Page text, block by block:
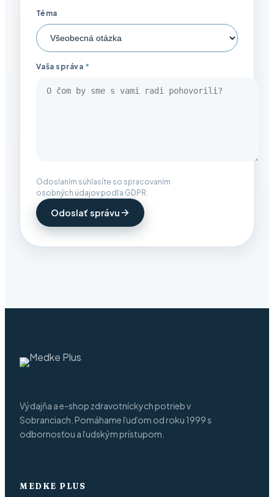
Téma
Vaša správa *
Odoslaním súhlasíte so spracovaním
osobných údajov podľa GDPR.
Odoslať správu
Výdajňa a e-shop zdravotníckych potrieb v
Sobranciach. Pomáhame ľuďom od roku 1999 s
odbornosťou a ľudským prístupom.
MEDKE PLUS